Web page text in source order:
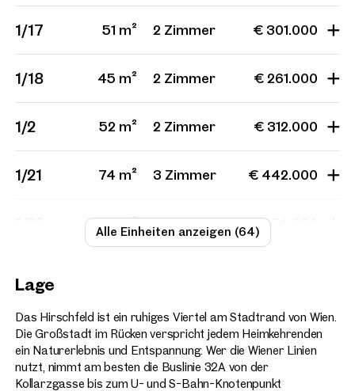
1/17 51 m² 2 Zimmer € 301.000
1/18 45 m² 2 Zimmer € 261.000
1/2 52 m² 2 Zimmer € 312.000
1/21 74 m² 3 Zimmer € 442.000
46 m² 2 Zimmer € 274.000
Alle Einheiten anzeigen (64)
Lage
Das Hirschfeld ist ein ruhiges Viertel am Stadtrand von Wien.
Die Großstadt im Rücken verspricht jedem Heimkehrenden
ein Naturerlebnis und Entspannung. Wer die Wiener Linien
nutzt, nimmt am besten die Buslinie 32A von der
Kollarzgasse bis zum U- und S-Bahn-Knotenpunkt